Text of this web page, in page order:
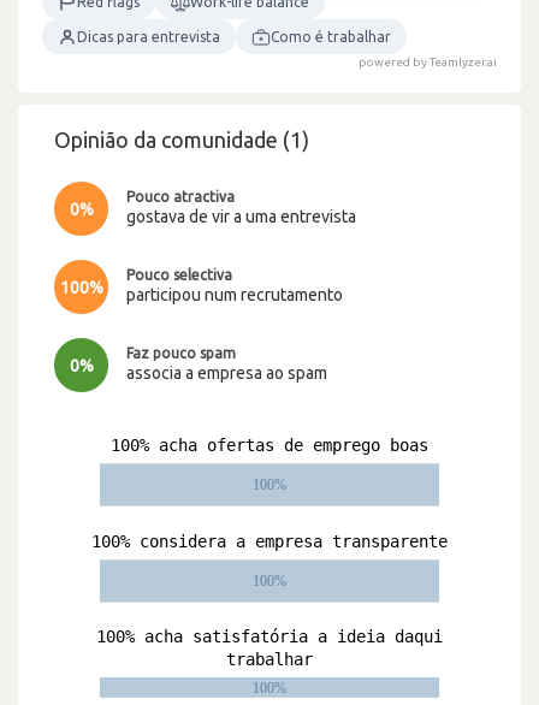
Dicas para entrevista Como é trabalhar
powered by Teamlyzer.ai
Opinião da comunidade (1)
0%
Pouco atractiva
gostava de vir a uma entrevista
100%
Pouco selectiva
participou num recrutamento
0%
Faz pouco spam
associa a empresa ao spam